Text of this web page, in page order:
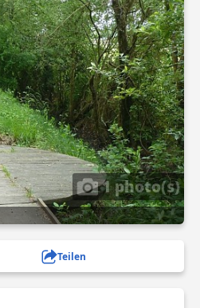
1 photo(s)
Teilen